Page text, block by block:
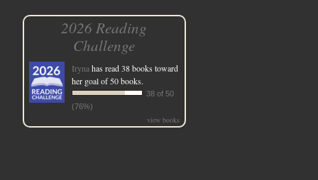
2026 Reading
Challenge
Irynahas read 38 books toward
her goal of 50 books.
38 of 50
(76%)
view books